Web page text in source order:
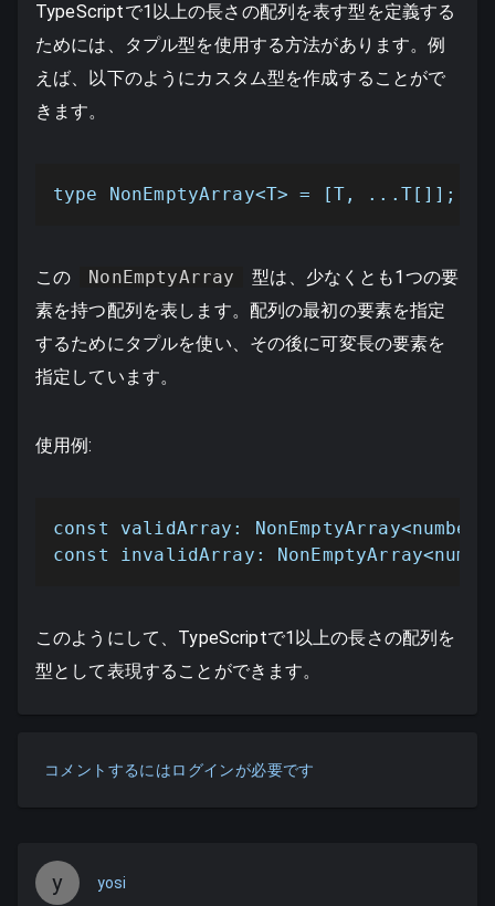
TypeScriptで1以上の長さの配列を表す型を定義する
ためには、タプル型を使用する方法があります。例
えば、以下のようにカスタム型を作成することがで
きます。
type NonEmptyArray<T> = [T, ...T[]];
この NonEmptyArray
型は、少なくとも1つの要
素を持つ配列を表します。配列の最初の要素を指定
するためにタプルを使い、その後に可変長の要素を
指定しています。
使用例:
const validArray:
const invalidArray:
このようにして、TypeScriptで1以上の長さの配列を
型として表現することができます。
コメントするにはログインが必要です
y yosi